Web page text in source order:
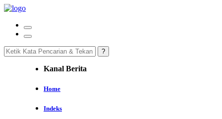
Kanal Berita
Home
Indeks